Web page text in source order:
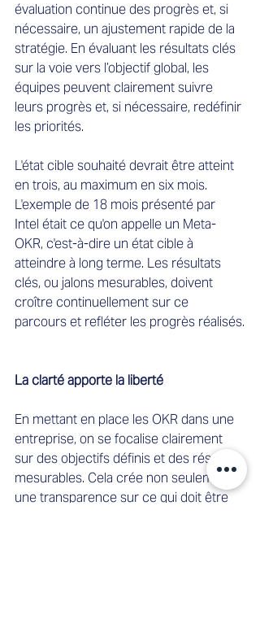
évaluation continue des progrès et, si
nécessaire, un ajustement rapide de la
stratégie. En évaluant les résultats clés
sur la voie vers l’objectif global, les
équipes peuvent clairement suivre
leurs progrès et, si nécessaire, redéfinir
les priorités.
L'état cible souhaité devrait être atteint
en trois, au maximum en six mois.
L'exemple de 18 mois présenté par
Intel était ce qu'on appelle un Meta-
OKR, c'est-à-dire un état cible à
atteindre à long terme. Les résultats
clés, ou jalons mesurables, doivent
croître continuellement sur ce
parcours et refléter les progrès réalisés.
La clarté apporte la liberté
En mettant en place les OKR dans une
entreprise, on se focalise clairement
sur des objectifs définis et des résultats
mesurables. Cela crée non seulement
une transparence sur ce qui doit être